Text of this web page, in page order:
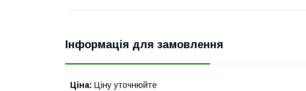
Інформація для замовлення
Ціна: Ціну уточнюйте